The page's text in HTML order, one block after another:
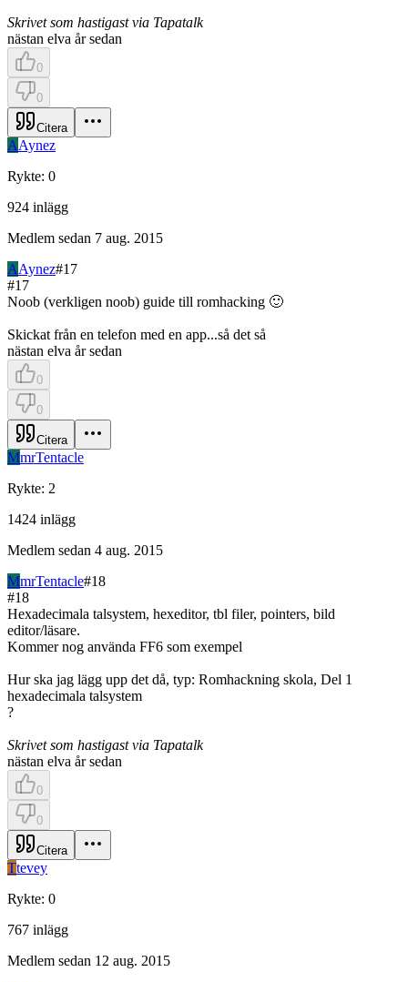
Skrivet som hastigast via Tapatalk
nästan elva år sedan
0
0
Citera
AAynez
Rykte: 0
924 inlägg
Medlem sedan 7 aug. 2015
AAynez#17
#17
Noob (verkligen noob) guide till romhacking 🙂
Skickat från en telefon med en app...så det så
nästan elva år sedan
0
0
Citera
MmrTentacle
Rykte: 2
1424 inlägg
Medlem sedan 4 aug. 2015
MmrTentacle#18
#18
Hexadecimala talsystem, hexeditor, tbl filer, pointers, bild
editor/läsare.
Kommer nog använda FF6 som exempel
Hur ska jag lägg upp det då, typ: Romhackning skola, Del 1
hexadecimala talsystem
?
Skrivet som hastigast via Tapatalk
nästan elva år sedan
0
0
Citera
Ttevey
Rykte: 0
767 inlägg
Medlem sedan 12 aug. 2015